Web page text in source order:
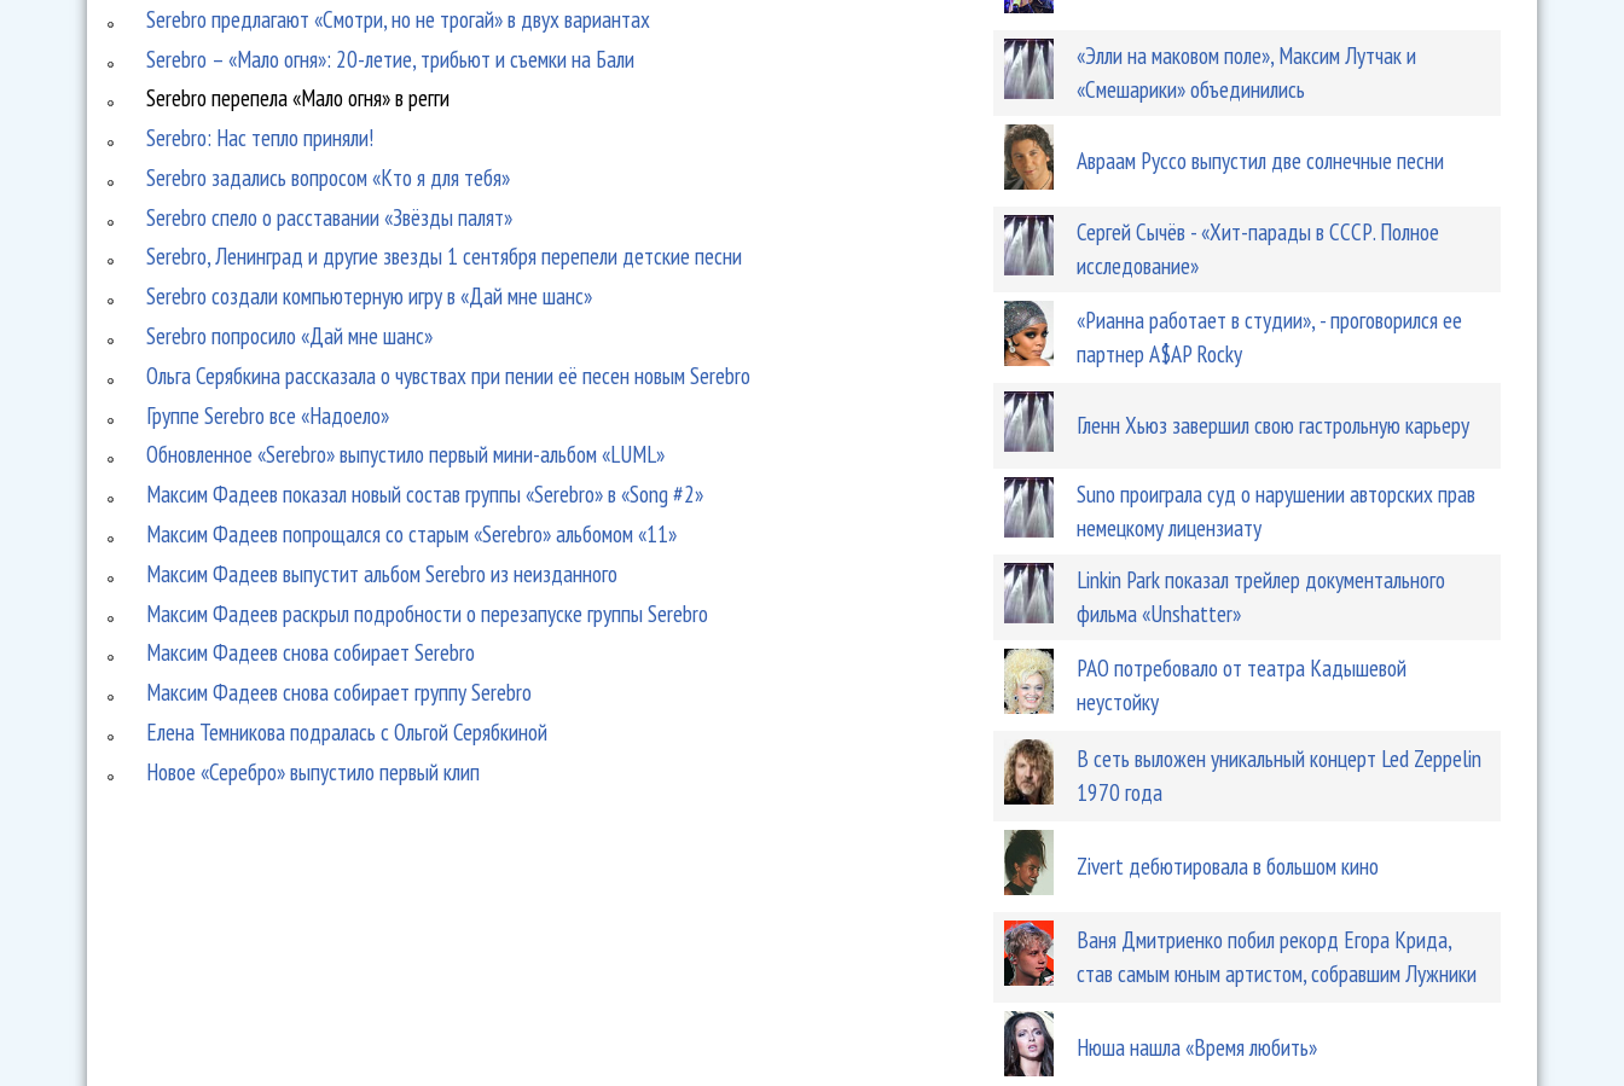
Serebro предлагают «Смотри, но не трогай» в двух вариантах
Serebro – «Мало огня»: 20-летие, трибьют и съемки на Бали
Serebro перепела «Мало огня» в регги
Serebro: Нас тепло приняли!
Serebro задались вопросом «Кто я для тебя»
Serebro спело о расставании «Звёзды палят»
Serebro, Ленинград и другие звезды 1 сентября перепели детские песни
Serebro создали компьютерную игру в «Дай мне шанс»
Serebro попросило «Дай мне шанс»
Ольга Серябкина рассказала о чувствах при пении её песен новым Serebro
Группе Serebro все «Надоело»
Обновленное «Serebro» выпустило первый мини-альбом «LUML»
Максим Фадеев показал новый состав группы «Serebro» в «Song #2»
Максим Фадеев попрощался со старым «Serebro» альбомом «11»
Максим Фадеев выпустит альбом Serebro из неизданного
Максим Фадеев раскрыл подробности о перезапуске группы Serebro
Максим Фадеев снова собирает Serebro
Максим Фадеев снова собирает группу Serebro
Елена Темникова подралась с Ольгой Серябкиной
Новое «Серебро» выпустило первый клип
«Элли на маковом поле», Максим Лутчак и
«Смешарики» объединились
Авраам Руссо выпустил две солнечные песни
Сергей Сычёв - «Хит-парады в СССР. Полное
исследование»
«Рианна работает в студии», - проговорился ее
партнер A$AP Rocky
Гленн Хьюз завершил свою гастрольную карьеру
Suno проиграла суд о нарушении авторских прав
немецкому лицензиату
Linkin Park показал трейлер документального
фильма «Unshatter»
РАО потребовало от театра Кадышевой
неустойку
В сеть выложен уникальный концерт Led Zeppelin
1970 года
Zivert дебютировала в большом кино
Ваня Дмитриенко побил рекорд Егора Крида,
став самым юным артистом, собравшим Лужники
Нюша нашла «Время любить»